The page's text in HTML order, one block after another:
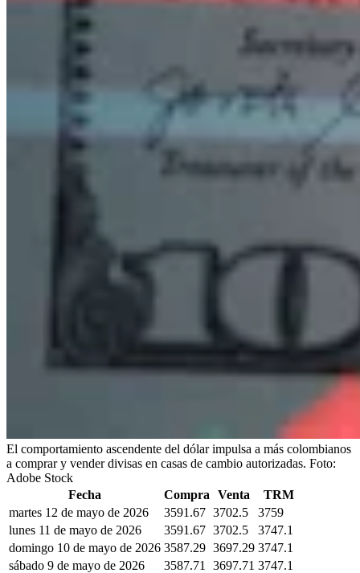
El comportamiento ascendente del dólar impulsa a más colombianos
a comprar y vender divisas en casas de cambio autorizadas. Foto:
Adobe Stock
Fecha
Compra Venta
TRM
martes 12 de mayo de 2026
3591.67 3702.5
3759
lunes 11 de mayo de 2026
3591.67 3702.5
3747.1
domingo 10 de mayo de 2026 3587.29 3697.29 3747.1
sábado 9 de mayo de 2026
3587.71 3697.71 3747.1